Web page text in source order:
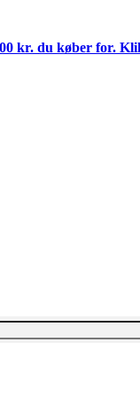
kr. du køber for.